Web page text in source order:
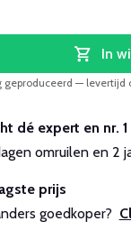
In
— levertijd
dé expert en nr.
omruilen en 2
prijs
goedkoper?